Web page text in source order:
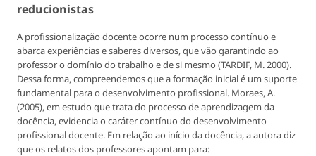
reducionistas
A profissionalização docente ocorre num processo contínuo e
abarca experiências e saberes diversos, que vão garantindo ao
professor o domínio do trabalho e de si mesmo (TARDIF, M. 2000).
Dessa forma, compreendemos que a formação inicial é um suporte
fundamental para o desenvolvimento profissional. Moraes, A.
(2005), em estudo que trata do processo de aprendizagem da
docência, evidencia o caráter contínuo do desenvolvimento
profissional docente. Em relação ao início da docência, a autora diz
que os relatos dos professores apontam para: